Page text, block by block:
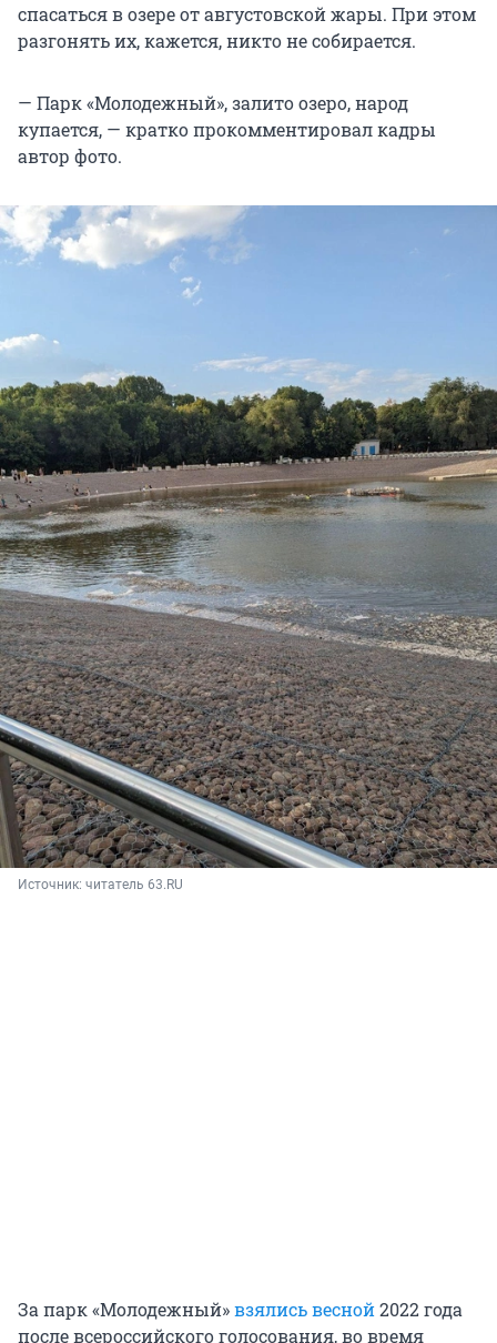
спасаться в озере от августовской жары. При этом
разгонять их, кажется, никто не собирается.
— Парк «Молодежный», залито озеро, народ
купается, — кратко прокомментировал кадры
автор фото.
Источник: читатель 63.RU
За парк «Молодежный»взялись весной2022 года
после всероссийского голосования, во время